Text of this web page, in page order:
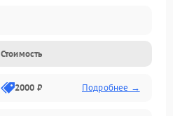
Стоимость
2000 ₽ Подробнее →